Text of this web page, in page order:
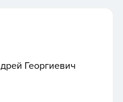
Георгиевич